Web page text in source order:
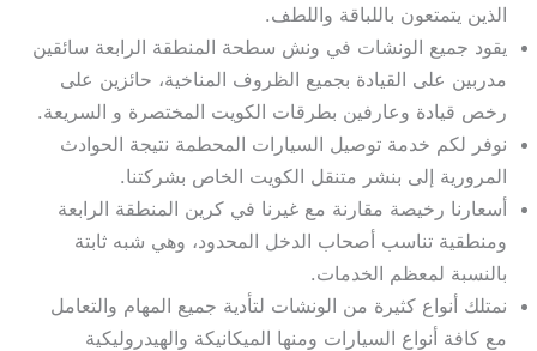
الذين يتمتعون باللباقة واللطف.
يقود جميع الونشات في ونش سطحة المنطقة الرابعة سائقين
مدربين على القيادة بجميع الظروف المناخية، حائزين على
رخص قيادة وعارفين بطرقات الكويت المختصرة و السريعة.
نوفر لكم خدمة توصيل السيارات المحطمة نتيجة الحوادث
المرورية إلى بنشر متنقل الكويت الخاص بشركتنا.
أسعارنا رخيصة مقارنة مع غيرنا في كرين المنطقة الرابعة
ومنطقية تناسب أصحاب الدخل المحدود، وهي شبه ثابتة
بالنسبة لمعظم الخدمات.
نمتلك أنواع كثيرة من الونشات لتأدية جميع المهام والتعامل
مع كافة أنواع السيارات ومنها الميكانيكة والهيدروليكية